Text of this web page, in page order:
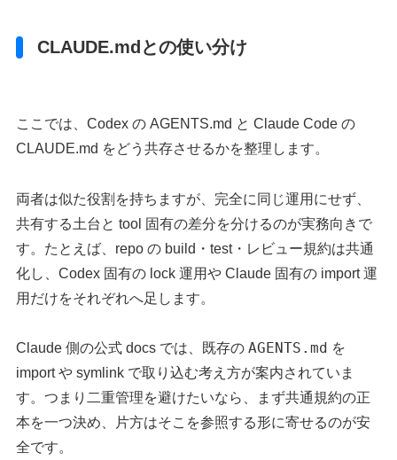
CLAUDE.mdとの使い分け
ここでは、Codex の AGENTS.md と Claude Code の
CLAUDE.md をどう共存させるかを整理します。
両者は似た役割を持ちますが、完全に同じ運用にせず、
共有する土台と tool 固有の差分を分けるのが実務向きで
す。たとえば、repo の build・test・レビュー規約は共通
化し、Codex 固有の lock 運用や Claude 固有の import 運
用だけをそれぞれへ足します。
Claude 側の公式 docs では、既存のAGENTS.md を
import や symlink で取り込む考え方が案内されていま
す。つまり二重管理を避けたいなら、まず共通規約の正
本を一つ決め、片方はそこを参照する形に寄せるのが安
全です。